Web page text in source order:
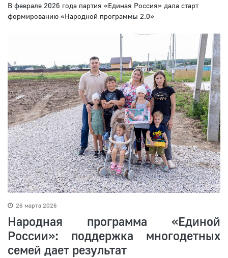
В феврале 2026 года партия «Единая Россия» дала старт
формированию «Народной программы 2.0»
26 марта 2026
Народная программа «Единой
России»: поддержка многодетных
семей дает результат